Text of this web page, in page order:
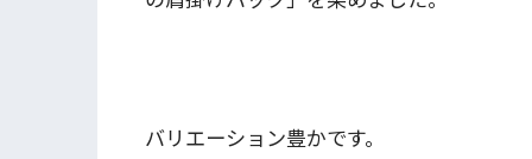
バリエーション豊かです。